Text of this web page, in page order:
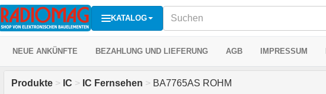
KATALOG
NEUE ANKÜNFTE BEZAHLUNG UND LIEFERUNG AGB IMPRESSUM
Produkte > IC > IC Fernsehen > BA7765AS ROHM